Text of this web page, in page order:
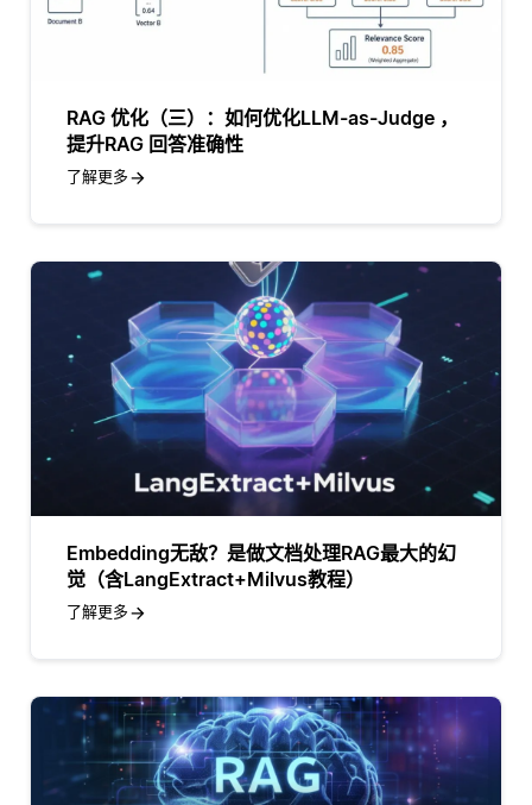
RAG 优化（三）：如何优化LLM-as-Judge ，
提升RAG 回答准确性
了解更多
Embedding无敌？是做文档处理RAG最大的幻
觉（含LangExtract+Milvus教程）
了解更多